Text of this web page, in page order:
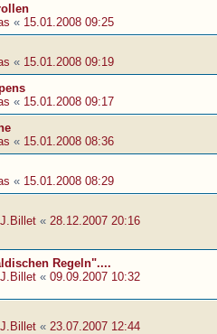
« 15.01.2008 09:25
« 15.01.2008 09:19
« 15.01.2008 09:17
« 15.01.2008 08:36
« 15.01.2008 08:29
« 28.12.2007 20:16
Regeln"....
« 09.09.2007 10:32
« 23.07.2007 12:44